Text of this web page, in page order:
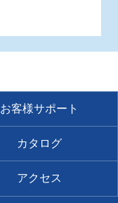
お客様サポート
カタログ
アクセス